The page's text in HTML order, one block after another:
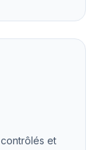
et